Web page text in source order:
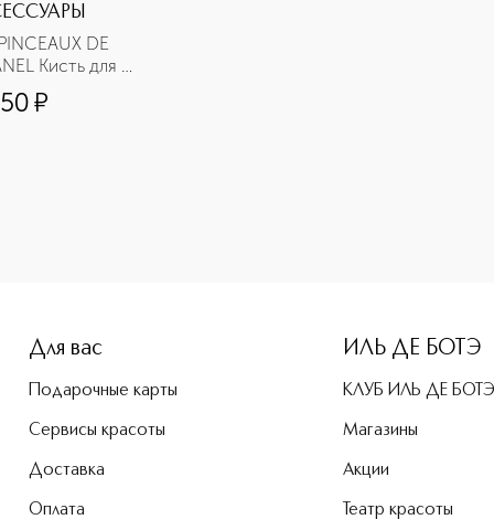
DE
Кисть для
средства
¤
Для вас
Подарочные карты
Сервисы красоты
Доставка
Оплата
ИЛЬ ДЕ БОТЭ
КЛУБ ИЛЬ ДЕ БОТЭ
Магазины
Акции
Театр красоты